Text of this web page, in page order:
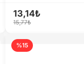
13,14₺
15,77₺
%15